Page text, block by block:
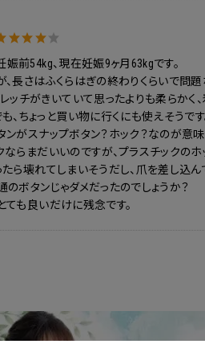
前54kg、現在妊娠9ヶ月63kgです。
長さはふくらはぎの終わりくらいで問題
ッチがきいていて思ったよりも柔らかく
、ちょっと買い物に行くにも使えそうです
ンがスナップボタン？ホック？なのが意
らまだいいのですが、プラスチックの
ら壊れてしまいそうだし、爪を差し込
ボタンじゃダメだったのでしょうか？
も良いだけに残念です。